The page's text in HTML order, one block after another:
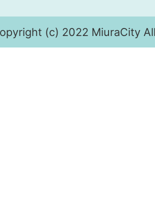
(c) 2022 MiuraCity